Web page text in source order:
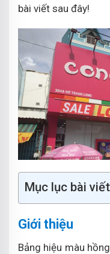
bài viết sau đây!
Mục lục bài viết
Giới thiệu
Bảng hiệu màu